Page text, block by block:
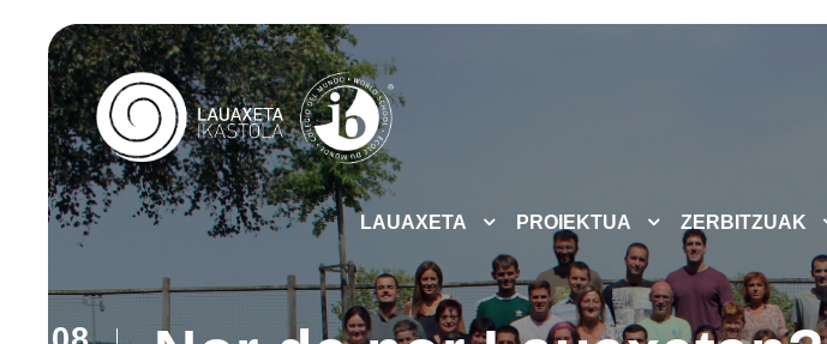
LAUAXETA PROIEKTUA ZERBITZUAK